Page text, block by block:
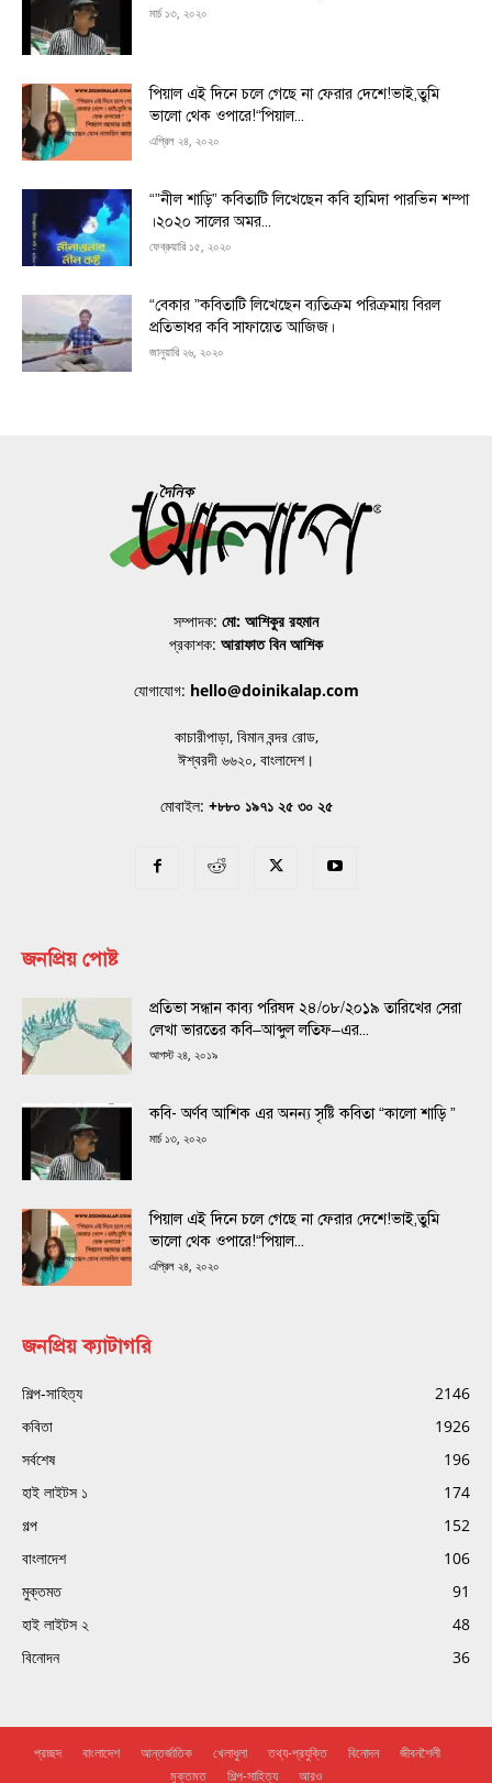
মার্চ ১৩, ২০২০
পিয়াল এই দিনে চলে গেছে না ফেরার দেশে!ভাই,তুমি
ভালো থেক ওপারে!“পিয়াল...
এপ্রিল ২৪, ২০২০
“”নীল শাড়ি” কবিতাটি লিখেছেন কবি হামিদা পারভিন শম্পা
।২০২০ সালের অমর...
ফেব্রুয়ারি ১৫, ২০২০
“বেকার ”কবিতাটি লিখেছেন ব্যতিক্রম পরিক্রমায় বিরল
প্রতিভাধর কবি সাফায়েত আজিজ।
জানুয়ারি ২৬, ২০২০
সম্পাদক: মো: আশিকুর রহমান
প্রকাশক: আরাফাত বিন আশিক
যোগাযোগ: hello@doinikalap.com
কাচারীপাড়া, বিমান বন্দর রোড,
ঈশ্বরদী ৬৬২০, বাংলাদেশ।
মোবাইল: +৮৮০ ১৯৭১ ২৫ ৩০ ২৫
জনপ্রিয় পোষ্ট
প্রতিভা সন্ধান কাব্য পরিষদ ২৪/০৮/২০১৯ তারিখের সেরা
লেখা ভারতের কবি–আব্দুল লতিফ–এর...
আগস্ট ২৪, ২০১৯
কবি- অর্ণব আশিক এর অনন্য সৃষ্টি কবিতা “কালো শাড়ি ”
মার্চ ১৩, ২০২০
পিয়াল এই দিনে চলে গেছে না ফেরার দেশে!ভাই,তুমি
ভালো থেক ওপারে!“পিয়াল...
এপ্রিল ২৪, ২০২০
জনপ্রিয় ক্যাটাগরি
শিল্প-সাহিত্য
2146
কবিতা
1926
সর্বশেষ
196
হাই লাইটস ১
174
গল্প
152
বাংলাদেশ
106
মুক্তমত
91
হাই লাইটস ২
48
বিনোদন
36
প্রচ্ছদ বাংলাদেশ আন্তর্জাতিক খেলাধুলা তথ্য-প্রযুক্তি বিনোদন
জীবনশৈলী
মুক্তমত
শিল্প-সাহিত্য আরও